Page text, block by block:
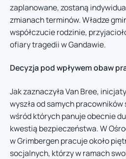
zaplanowane, zostaną
zmianach terminów. Władze
współczucie rodzinie,
ofiary tragedii w Gandawie.
Decyzja pod wpływem obaw
Jak zaznaczyła Van Bree,
wyszła od samych pracowników
wśród których panuje obecnie
kwestią bezpieczeństwa. W
w Grimbergen pracuje około
socjalnych, którzy w ramach